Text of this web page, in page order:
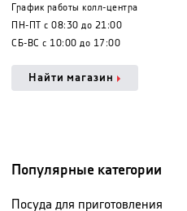
График работы колл-центра
ПН-ПТ с 08:30 до 21:00
СБ-ВС с 10:00 до 17:00
Найти магазин
Популярные категории
Посуда для приготовления